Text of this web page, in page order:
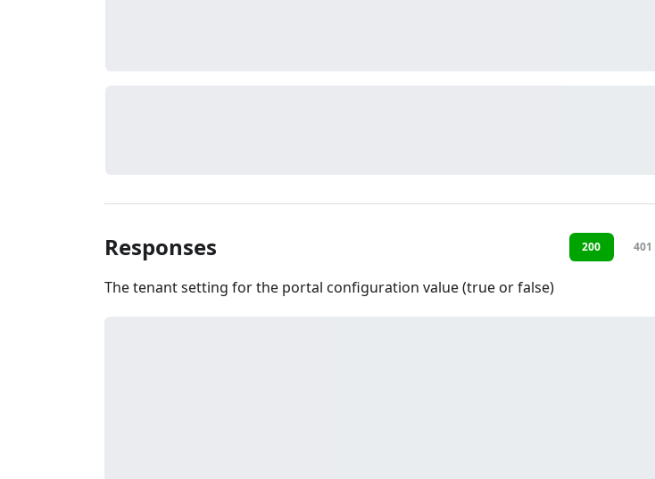
Responses 200 401
The tenant setting for the portal configuration value (true or false)